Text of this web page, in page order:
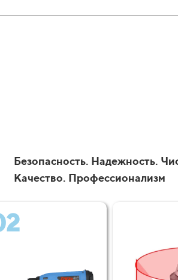
Безопасность. Надежность.
Качество. Профессионализм